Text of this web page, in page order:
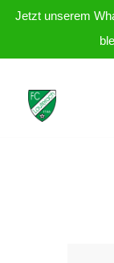
Jetzt unserem